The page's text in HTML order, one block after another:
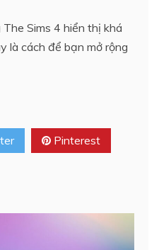
Sims 4 hiển thị khá
là cách để bạn mở rộng
Pinterest